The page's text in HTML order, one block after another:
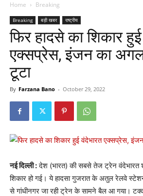
Home Breaking
Breaking बड़ी खबर राष्ट्रीय
फिर हादसे का शिकार
एक्सप्रेस, इंजन का
टूटा
By Farzana Bano - October 29, 2022
नई दिल्ली :देश (भारत) की सबसे तेज ट्रेन वंदेभारत
शिकार हो गई। ये हादसा गुजरात के अतुल रेलवे
से गांधीनगर जा रही ट्रेन के सामने बैल आ गया।